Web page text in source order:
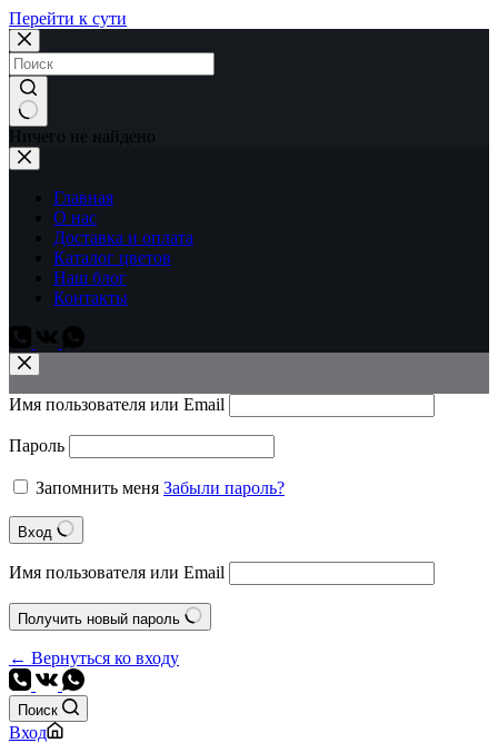
Перейти к сути
Ничего не найдено
Главная
О нас
Доставка и оплата
Каталог цветов
Наш блог
Контакты
Имя пользователя или Email
Пароль
Запомнить меня Забыли пароль?
Вход
Имя пользователя или Email
Получить новый пароль
← Вернуться ко входу
Поиск
Вход